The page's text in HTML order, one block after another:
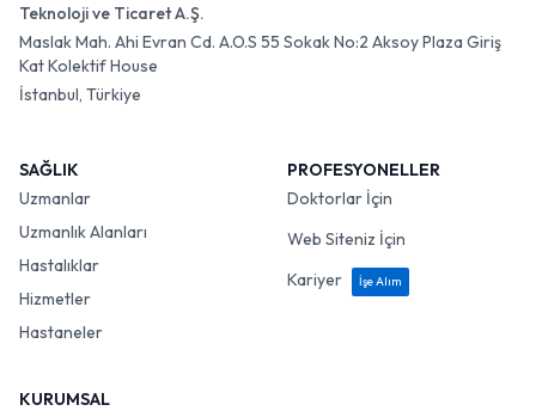
Teknoloji ve Ticaret A.Ş.
Maslak Mah. Ahi Evran Cd. A.O.S 55 Sokak No:2 Aksoy Plaza Giriş
Kat Kolektif House
İstanbul, Türkiye
SAĞLIK
Uzmanlar
Uzmanlık Alanları
Hastalıklar
Hizmetler
Hastaneler
PROFESYONELLER
Doktorlar İçin
Web Siteniz İçin
Kariyer
İşe Alım
KURUMSAL